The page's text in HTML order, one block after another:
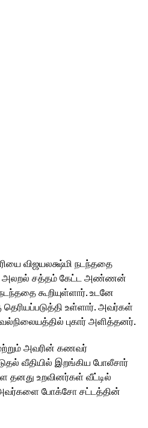
விஜயலக்ஷ்மி நடந்ததை
அலறல் சத்தம் கேட்ட அண்ணன்
கூறியுள்ளார். உடனே
உள்ளார். அவர்கள்
புகார் அளித்தனர்.
அவரின் கணவர்
வீதியில் இறங்கிய போலீசார்
தனது உறவினர்கள் வீட்டில்
அவர்களை போக்சோ சட்டத்தின்